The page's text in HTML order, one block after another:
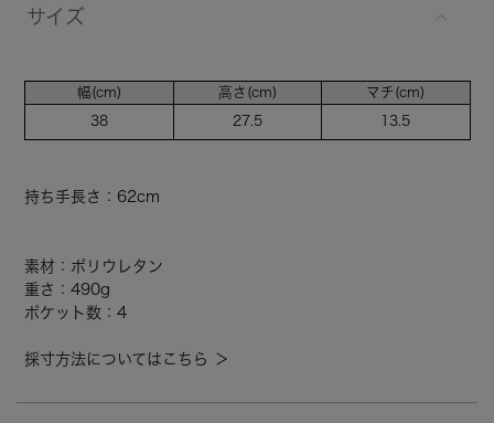
サイズ
幅(cm)
38
高さ(cm)
27.5
マチ(cm)
13.5
持ち手長さ：62cm
素材：ポリウレタン
重さ：490g
ポケット数：4
採寸方法についてはこちら ＞